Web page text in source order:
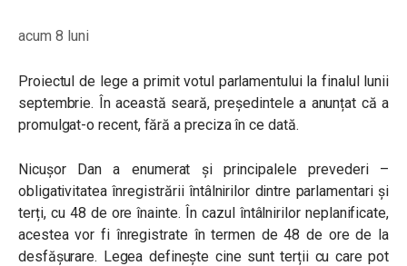
acum 8 luni
Proiectul de lege a primit votul parlamentului la finalul lunii
septembrie. În această seară, președintele a anunțat că a
promulgat-o recent, fără a preciza în ce dată.
Nicușor Dan a enumerat și principalele prevederi –
obligativitatea înregistrării întâlnirilor dintre parlamentari și
terți, cu 48 de ore înainte. În cazul întâlnirilor neplanificate,
acestea vor fi înregistrate în termen de 48 de ore de la
desfășurare. Legea definește cine sunt terții cu care pot